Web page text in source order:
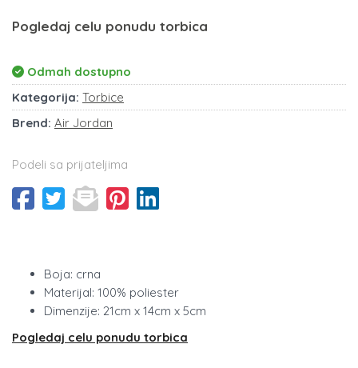
Pogledaj celu ponudu torbica
Odmah dostupno
Kategorija: Torbice
Brend: Air Jordan
Podeli sa prijateljima
Boja: crna
Materijal: 100% poliester
Dimenzije: 21cm x 14cm x 5cm
Pogledaj celu ponudu torbica